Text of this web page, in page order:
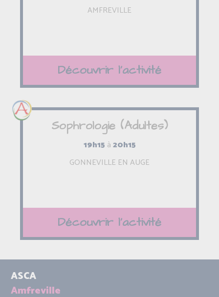
AMFREVILLE
Découvrir l'activité
Sophrologie (Adultes)
19h15 à20h15
GONNEVILLE EN AUGE
Découvrir l'activité
ASCA
Amfreville